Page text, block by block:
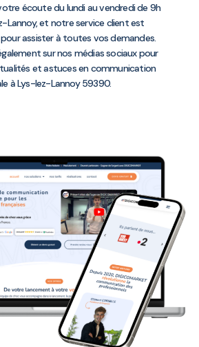
écoute du lundi au vendredi de 9h
Lannoy, et notre service client est
assister à toutes vos demandes.
sur nos médias sociaux pour
et astuces en communication
à Lys-lez-Lannoy 59390.